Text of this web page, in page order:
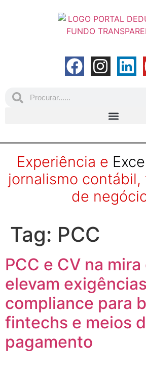
Experiência e
jornalismo
de
Tag: PCC
PCC e CV na
elevam
compliance para
fintechs e meios
pagamento